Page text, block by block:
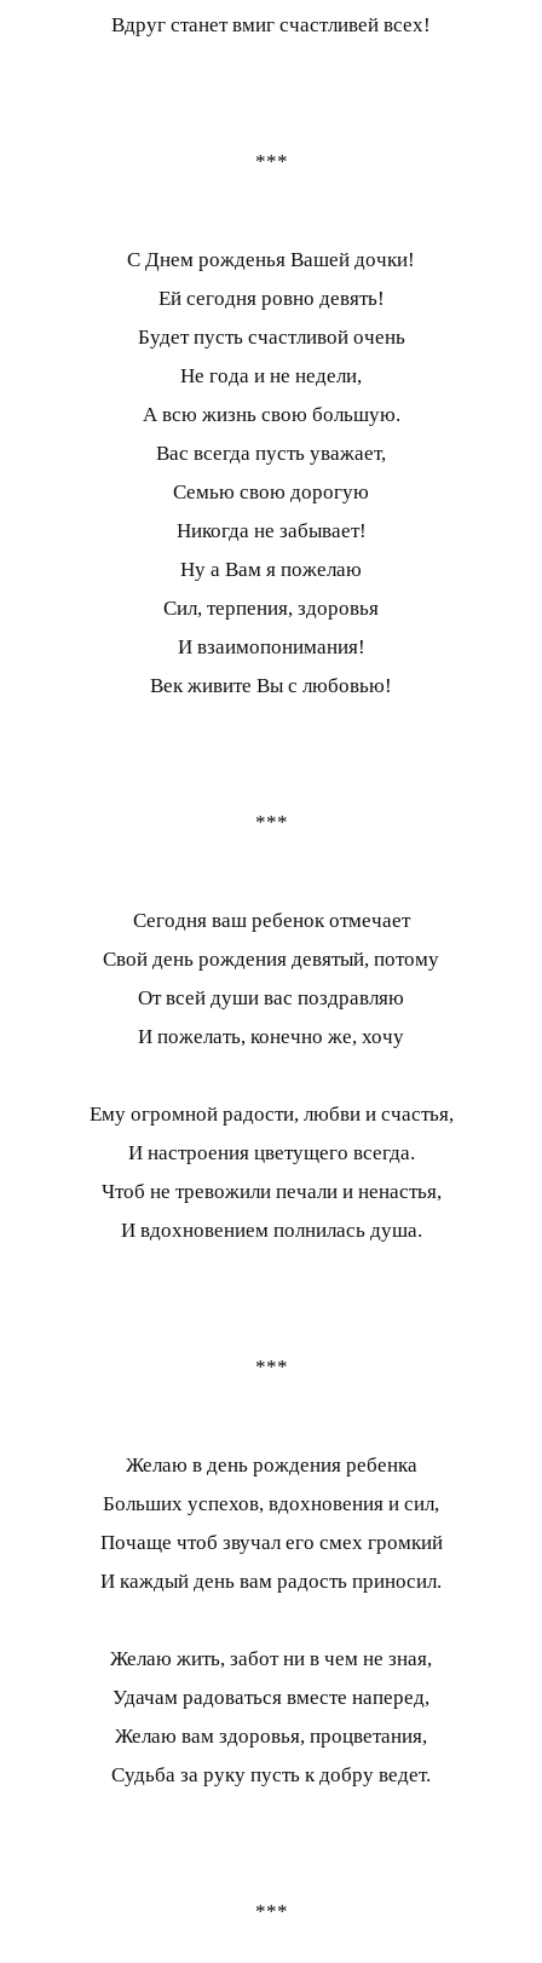
Вдруг станет вмиг счастливей всех!
***
С Днем рожденья Вашей дочки!
Ей сегодня ровно девять!
Будет пусть счастливой очень
Не года и не недели,
А всю жизнь свою большую.
Вас всегда пусть уважает,
Семью свою дорогую
Никогда не забывает!
Ну а Вам я пожелаю
Сил, терпения, здоровья
И взаимопонимания!
Век живите Вы с любовью!
***
Сегодня ваш ребенок отмечает
Свой день рождения девятый, потому
От всей души вас поздравляю
И пожелать, конечно же, хочу
Ему огромной радости, любви и счастья,
И настроения цветущего всегда.
Чтоб не тревожили печали и ненастья,
И вдохновением полнилась душа.
***
Желаю в день рождения ребенка
Больших успехов, вдохновения и сил,
Почаще чтоб звучал его смех громкий
И каждый день вам радость приносил.
Желаю жить, забот ни в чем не зная,
Удачам радоваться вместе наперед,
Желаю вам здоровья, процветания,
Судьба за руку пусть к добру ведет.
***